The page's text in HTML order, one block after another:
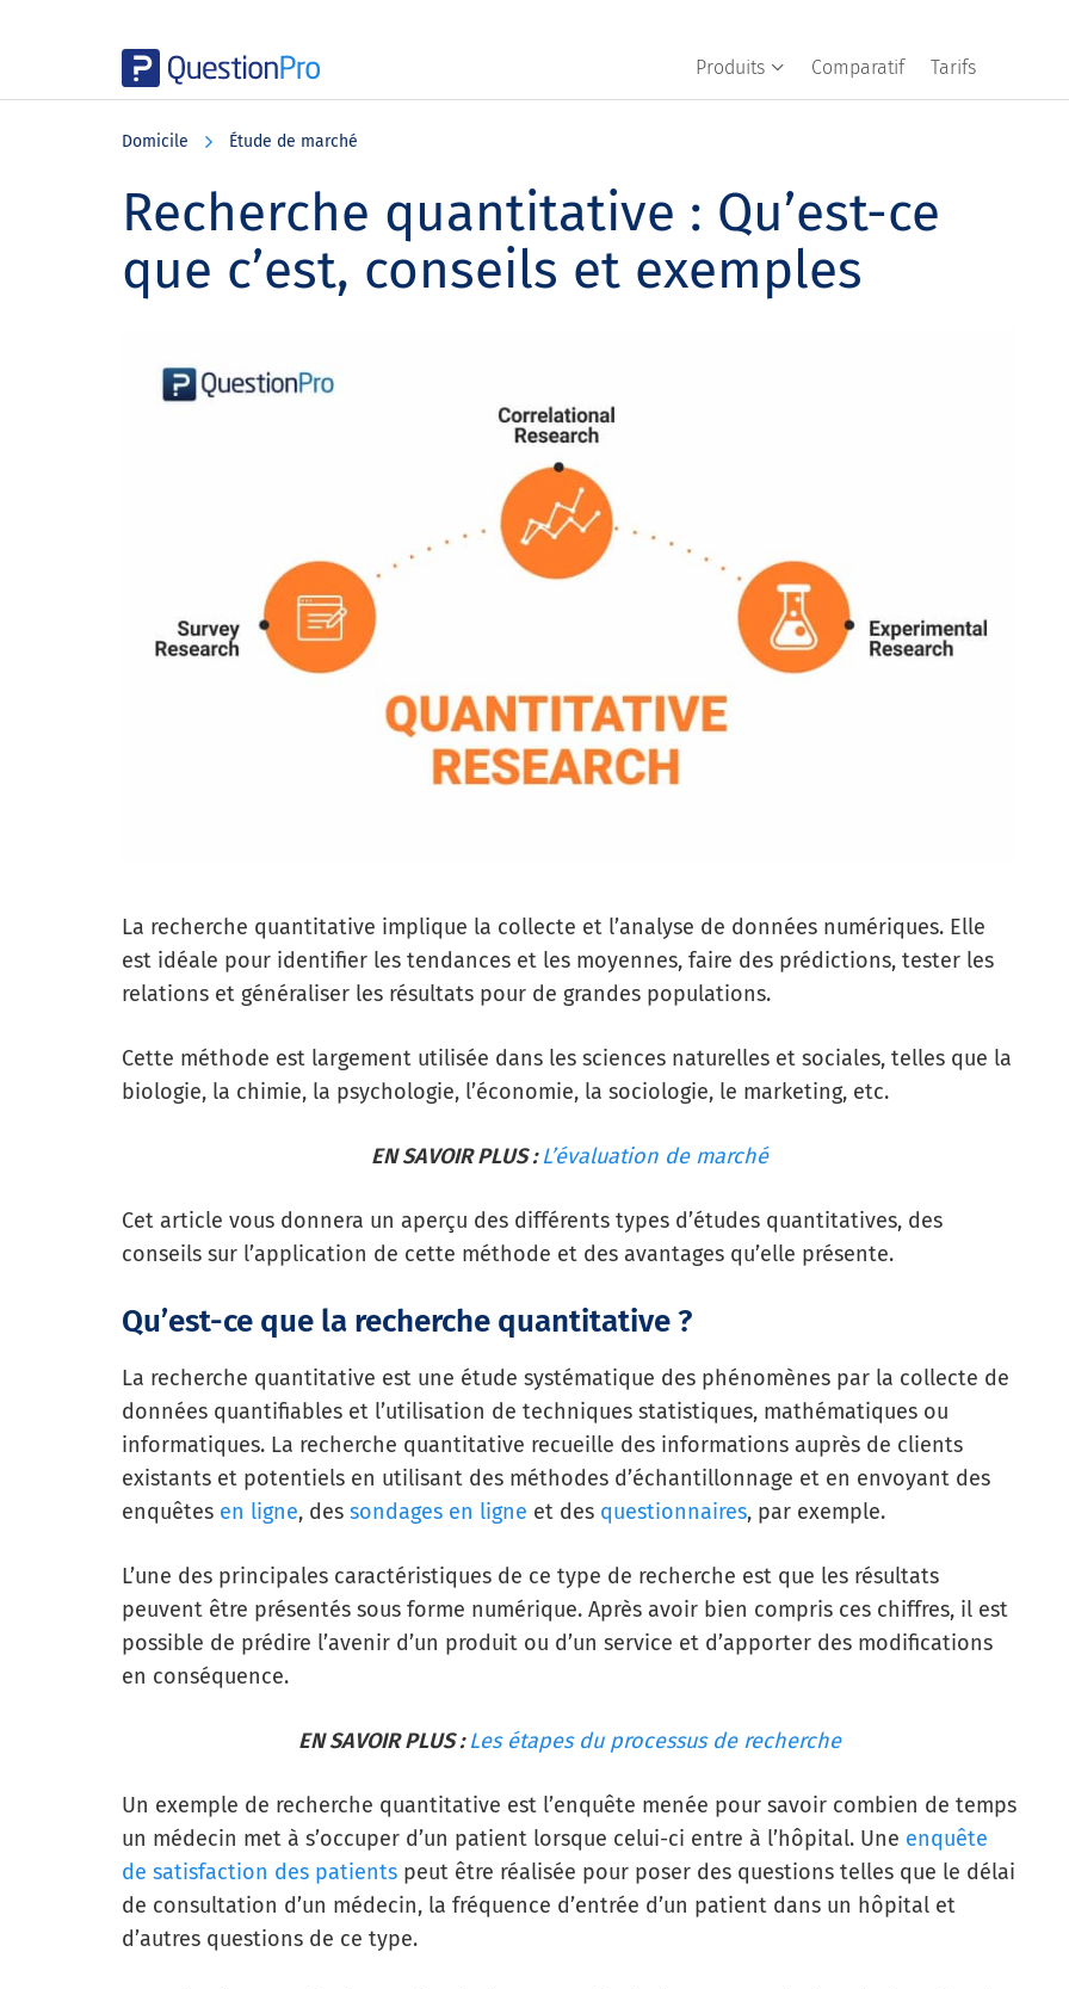
Produits Comparatif Tarifs
Domicile Étude de marché
Recherche quantitative : Qu’est-ce
que c’est, conseils et exemples
La recherche quantitative implique la collecte et l’analyse de données numériques. Elle
est idéale pour identifier les tendances et les moyennes, faire des prédictions, tester les
relations et généraliser les résultats pour de grandes populations.
Cette méthode est largement utilisée dans les sciences naturelles et sociales, telles que la
biologie, la chimie, la psychologie, l’économie, la sociologie, le marketing, etc.
EN SAVOIR PLUS :L’évaluation de marché
Cet article vous donnera un aperçu des différents types d’études quantitatives, des
conseils sur l’application de cette méthode et des avantages qu’elle présente.
Qu’est-ce que la recherche quantitative ?
La recherche quantitative est une étude systématique des phénomènes par la collecte de
données quantifiables et l’utilisation de techniques statistiques, mathématiques ou
informatiques. La recherche quantitative recueille des informations auprès de clients
existants et potentiels en utilisant des méthodes d’échantillonnage et en envoyant des
enquêtes en ligne, des sondages en ligne et des questionnaires, par exemple.
L’une des principales caractéristiques de ce type de recherche est que les résultats
peuvent être présentés sous forme numérique. Après avoir bien compris ces chiffres, il est
possible de prédire l’avenir d’un produit ou d’un service et d’apporter des modifications
en conséquence.
EN SAVOIR PLUS : Les étapes du processus de recherche
Un exemple de recherche quantitative est l’enquête menée pour savoir combien de temps
un médecin met à s’occuper d’un patient lorsque celui-ci entre à l’hôpital. Une enquête
de satisfaction des patients peut être réalisée pour poser des questions telles que le délai
de consultation d’un médecin, la fréquence d’entrée d’un patient dans un hôpital et
d’autres questions de ce type.